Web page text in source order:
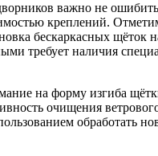
важно не
креплений.
бескаркасных щёток
требует наличия
на форму изгиба
очищения
обработать